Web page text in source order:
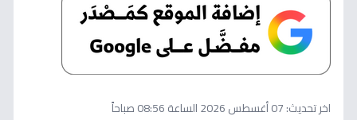
اخر تحديث:07 أغسطس 2026 الساعة 08:56 صباحاً